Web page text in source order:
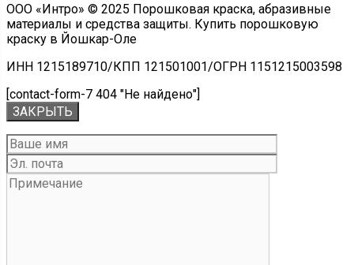
ООО «Интро» © 2025 Порошковая краска, абразивные
материалы и средства защиты. Купить порошковую
краску в Йошкар-Оле
ИНН 1215189710/КПП 121501001/ОГРН 1151215003598
[contact-form-7 404 "Не найдено"]
ЗАКРЫТЬ